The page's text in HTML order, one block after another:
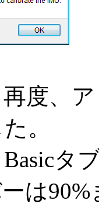
度、
。
タ
は